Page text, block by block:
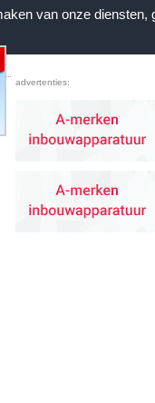
van onze
advertenties: